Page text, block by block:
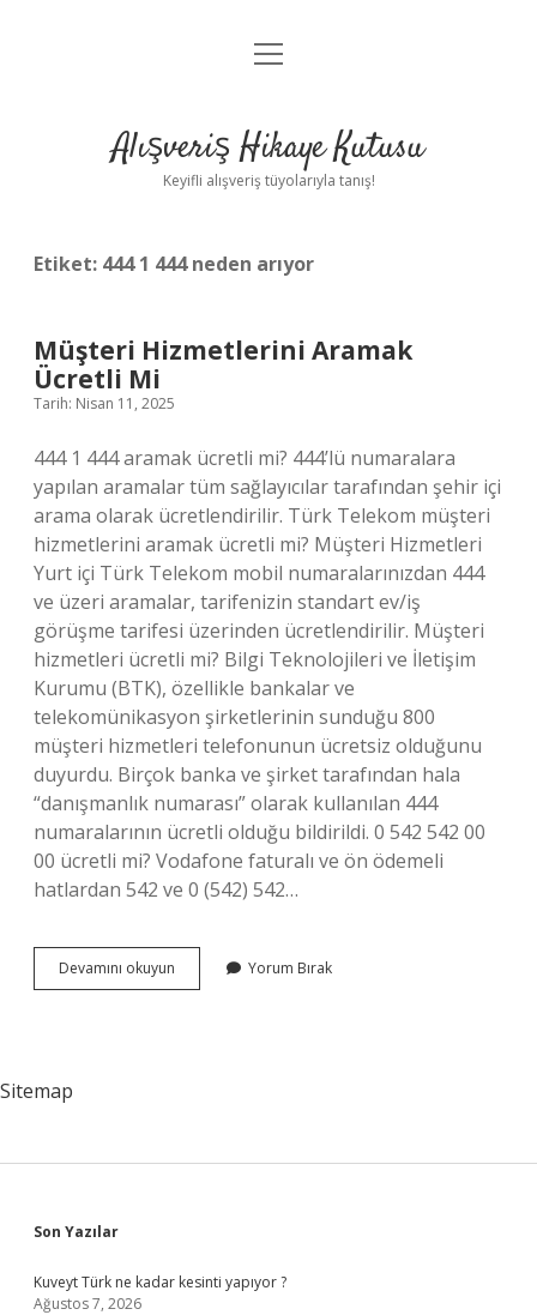
Anasayfa
Yasal Uyarı
menüyü
Alışveriş Hikaye Kutusu
Keyifli alışveriş tüyolarıyla tanış!
Etiket: 444 1 444 neden arıyor
Müşteri Hizmetlerini Aramak
Ücretli Mi
Tarih: Nisan 11, 2025
444 1 444 aramak ücretli mi? 444’lü numaralara
yapılan aramalar tüm sağlayıcılar tarafından şehir içi
arama olarak ücretlendirilir. Türk Telekom müşteri
hizmetlerini aramak ücretli mi? Müşteri Hizmetleri
Yurt içi Türk Telekom mobil numaralarınızdan 444
ve üzeri aramalar, tarifenizin standart ev/iş
görüşme tarifesi üzerinden ücretlendirilir. Müşteri
hizmetleri ücretli mi? Bilgi Teknolojileri ve İletişim
Kurumu (BTK), özellikle bankalar ve
telekomünikasyon şirketlerinin sunduğu 800
müşteri hizmetleri telefonunun ücretsiz olduğunu
duyurdu. Birçok banka ve şirket tarafından hala
“danışmanlık numarası” olarak kullanılan 444
numaralarının ücretli olduğu bildirildi. 0 542 542 00
00 ücretli mi? Vodafone faturalı ve ön ödemeli
hatlardan 542 ve 0 (542) 542…
Devamını okuyun
Hizmetlerini
Yorum Bırak
Sitemap
Sidebar
Son Yazılar
Kuveyt Türk ne kadar kesinti yapıyor ?
Ağustos 7, 2026